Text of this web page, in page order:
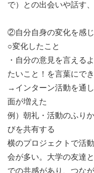
で）との出会いや話す
②自分自身の変化を感
○変化したこと
・自分の意見を言える
たいこと！を言葉にで
→インターン活動を通
面が増えた
例）朝礼・活動のふり
びを共有する
横のプロジェクトで活
会が多い。大学の友達
での共感があり、つな